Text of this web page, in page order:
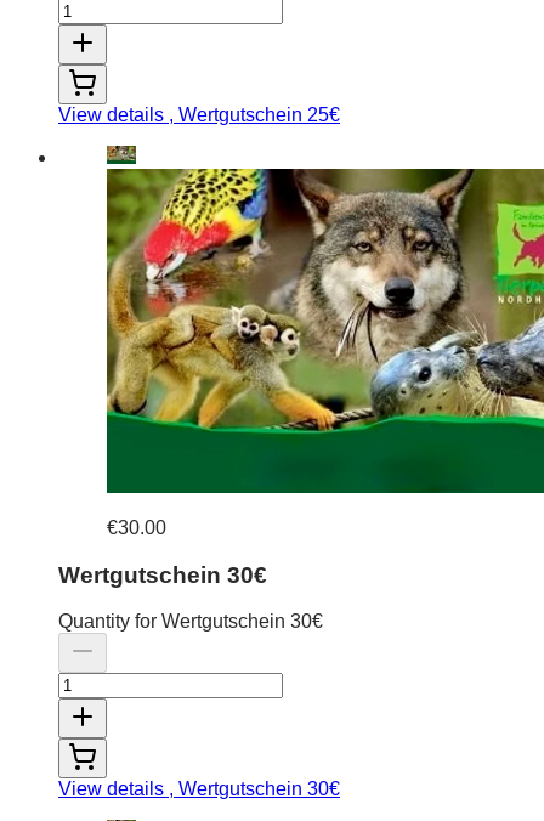
View details , Wertgutschein 25€
€30.00
Wertgutschein 30€
Quantity for Wertgutschein 30€
View details , Wertgutschein 30€